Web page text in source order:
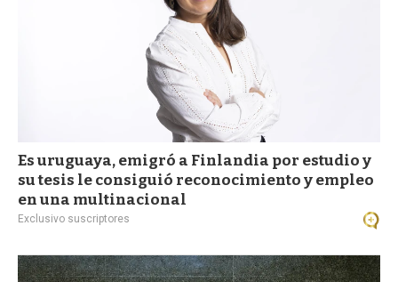
Es uruguaya, emigró a Finlandia por estudio y
su tesis le consiguió reconocimiento y empleo
en una multinacional
Exclusivo suscriptores